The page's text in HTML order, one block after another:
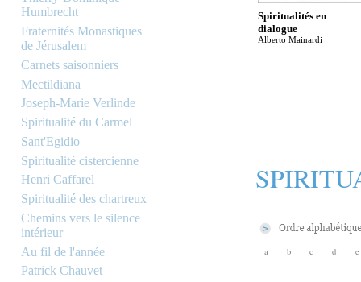
Humbrecht
Fraternités Monastiques
de Jérusalem
Carnets saisonniers
Mectildiana
Joseph-Marie Verlinde
Spiritualité du Carmel
Sant'Egidio
Spiritualité cistercienne
Henri Caffarel
Spiritualité des chartreux
Chemins vers le silence
intérieur
Au fil de l'année
Patrick Chauvet
Spiritualités en
dialogue
Alberto Mainardi
a b c d e